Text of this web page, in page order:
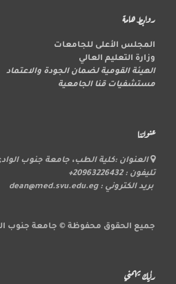
روابط هامة
المجلس الأعلى للجامعات
وزارة التعليم العالي
الهيئة القومية لضمان الجودة والاعتماد
مستشفيات قنا الجامعية
عنواننا
العنوان :كلية الطب، جامعة جنوب
تليفون : 20963226432+
بريد الكتروني : dean@med.svu.edu.eg
جميع الحقوق محفوظة © جامعة جنوب الوادى
رأيك يهمني